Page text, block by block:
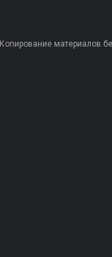
Копирование материалов